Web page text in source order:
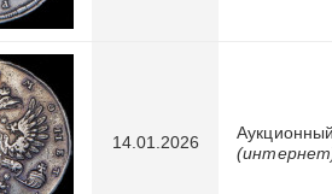
14.01.2026